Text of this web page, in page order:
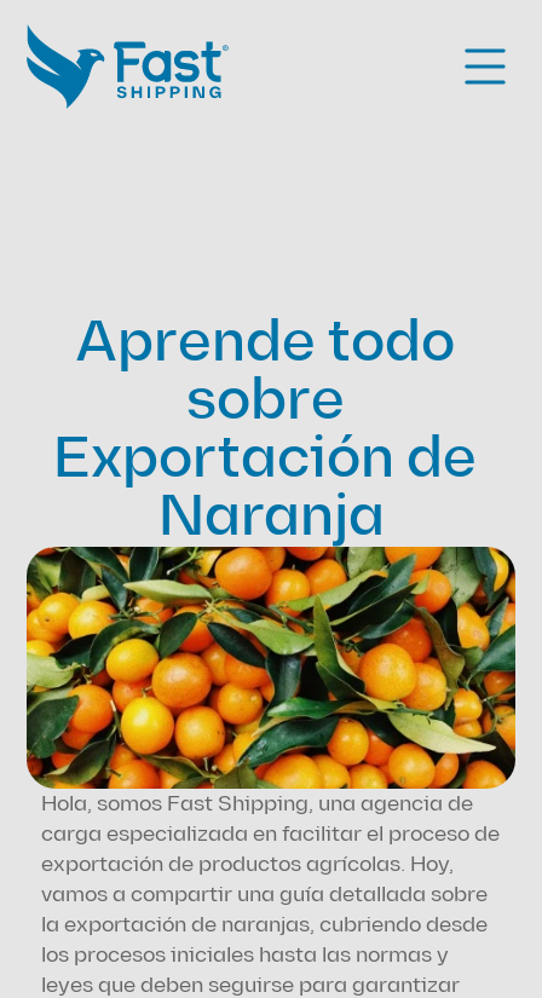
Aprende todo
sobre
Exportación de
Naranja
Hola, somos Fast Shipping, una agencia de
carga especializada en facilitar el proceso de
exportación de productos agrícolas. Hoy,
vamos a compartir una guía detallada sobre
la exportación de naranjas, cubriendo desde
los procesos iniciales hasta las normas y
leyes que deben seguirse para garantizar